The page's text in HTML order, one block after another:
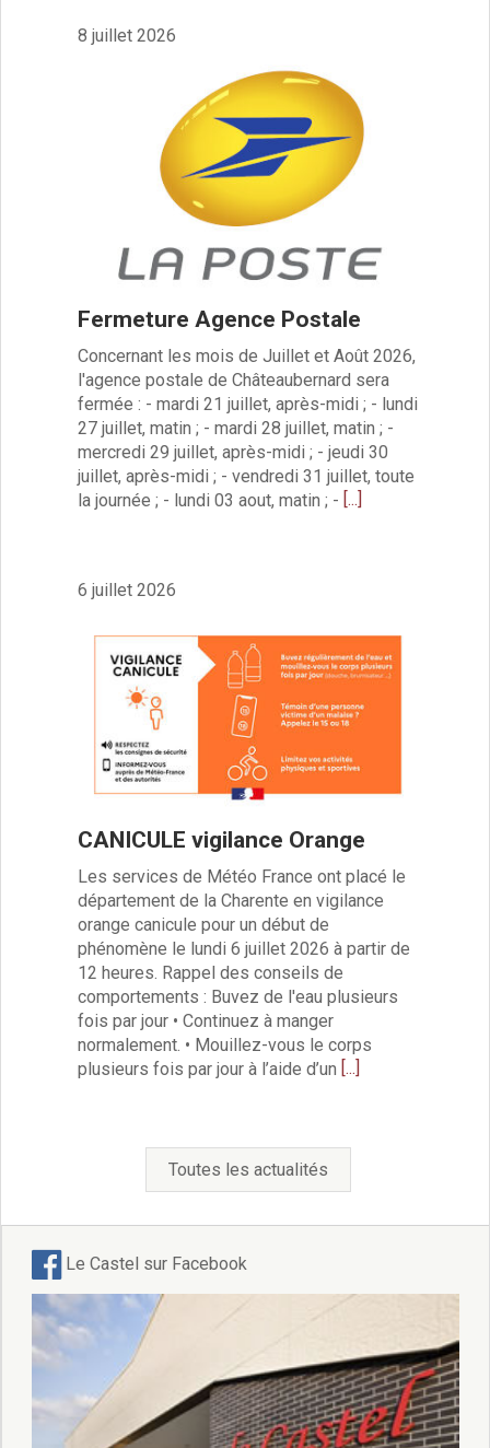
Hôtels et Restaurants
Développement économique
Règlement publicité enseignes
Taxe sur la Publicité Extérieure
Vie associative et sportive
Annuaire des associations
Comité de jumelage
8 juillet 2026
Fermeture Agence Postale
Concernant les mois de Juillet et Août 2026,
l'agence postale de Châteaubernard sera
fermée : - mardi 21 juillet, après-midi ; - lundi
27 juillet, matin ; - mardi 28 juillet, matin ; -
mercredi 29 juillet, après-midi ; - jeudi 30
juillet, après-midi ; - vendredi 31 juillet, toute
la journée ; - lundi 03 aout, matin ; - [...]
6 juillet 2026
CANICULE vigilance Orange
Les services de Météo France ont placé le
département de la Charente en vigilance
orange canicule pour un début de
phénomène le lundi 6 juillet 2026 à partir de
12 heures. Rappel des conseils de
comportements : Buvez de l'eau plusieurs
fois par jour • Continuez à manger
normalement. • Mouillez-vous le corps
plusieurs fois par jour à l’aide d’un [...]
Toutes les actualités
Le Castel sur Facebook